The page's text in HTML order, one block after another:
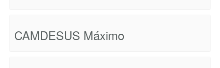
CAMDESUS Máximo